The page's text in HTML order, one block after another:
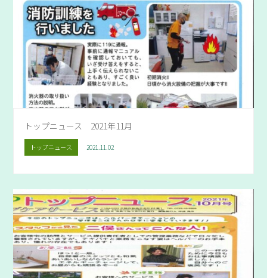
トップニュース 2021年11月
トップニュース 2021.11.02